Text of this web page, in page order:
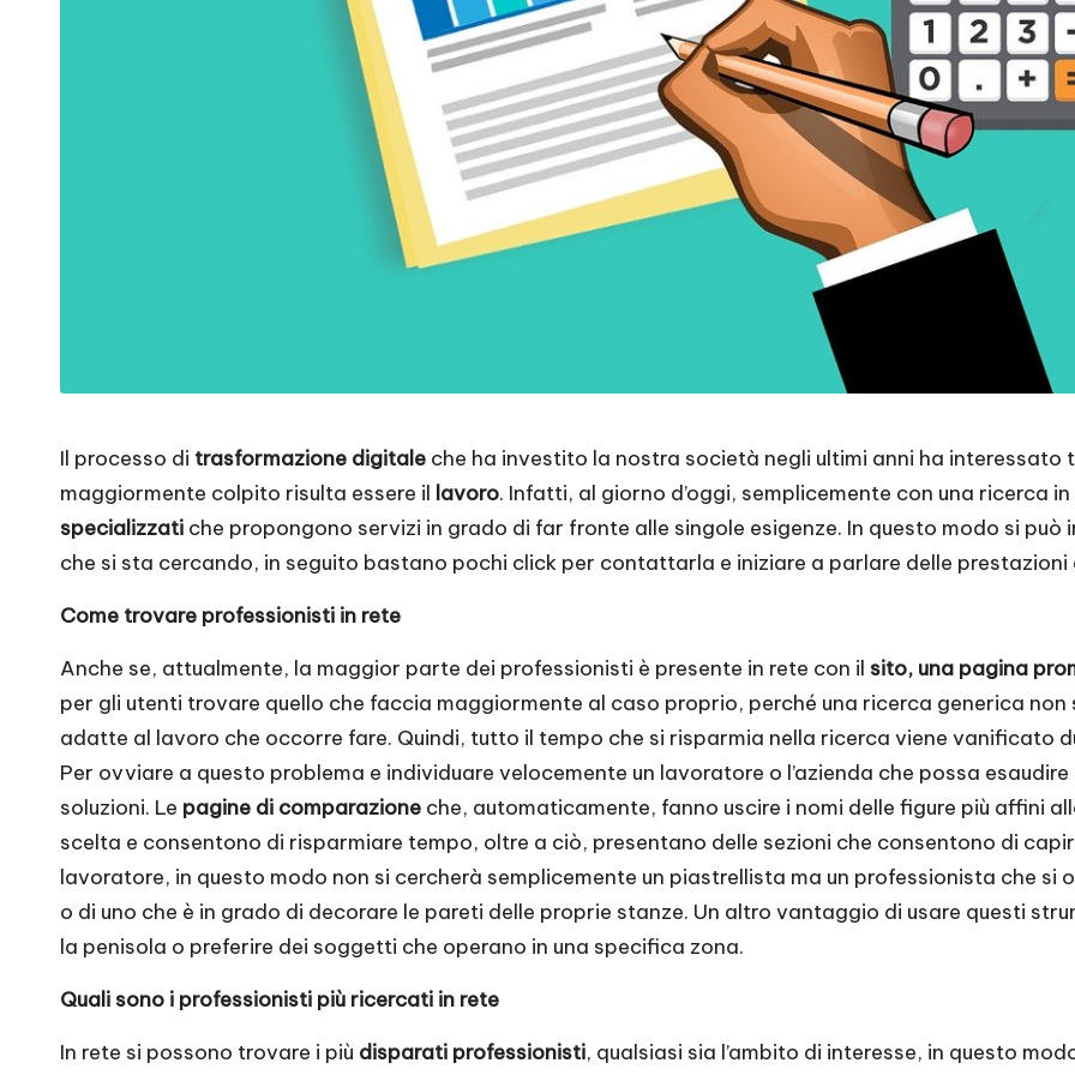
Il processo di trasformazione digitale che ha investito la nostra società negli ultimi anni ha
maggiormente colpito risulta essere il lavoro. Infatti, al giorno d’oggi, semplicemente con una ricerca
specializzati che propongono servizi in grado di far fronte alle singole esigenze. In questo modo si
che si sta cercando, in seguito bastano pochi click per contattarla e iniziare a parlare delle prestazioni
Come trovare professionisti in rete
Anche se, attualmente, la maggior parte dei professionisti è presente in rete con il sito, una pagina
per gli utenti trovare quello che faccia maggiormente al caso proprio, perché una ricerca generica
adatte al lavoro che occorre fare. Quindi, tutto il tempo che si risparmia nella ricerca viene vanificato
Per ovviare a questo problema e individuare velocemente un lavoratore o l’azienda che possa
soluzioni. Le pagine di comparazione che, automaticamente, fanno uscire i nomi delle figure più affini
scelta e consentono di risparmiare tempo, oltre a ciò, presentano delle sezioni che consentono di
lavoratore, in questo modo non si cercherà semplicemente un piastrellista ma un professionista che si
o di uno che è in grado di decorare le pareti delle proprie stanze. Un altro vantaggio di usare questi
la penisola o preferire dei soggetti che operano in una specifica zona.
Quali sono i professionisti più ricercati in rete
In rete si possono trovare i più disparati professionisti, qualsiasi sia l’ambito di interesse, in questo